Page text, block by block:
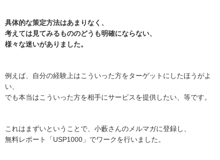
具体的な策定方法はあまりなく、
考えては見てみるもののどうも明確にならない、
様々な迷いがありました。
例えば、自分の経験上はこういった方をターゲットにしたほうがよ
い、
でも本当はこういった方を相手にサービスを提供したい、等です。
これはまずいということで、小藪さんのメルマガに登録し、
無料レポート「USP1000」でワークを行いました。